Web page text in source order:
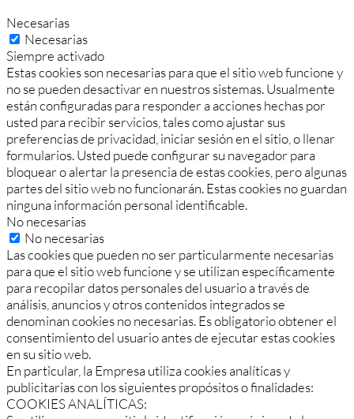
Necesarias
Necesarias
Siempre activado
Estas cookies son necesarias para que el sitio web funcione y
no se pueden desactivar en nuestros sistemas. Usualmente
están configuradas para responder a acciones hechas por
usted para recibir servicios, tales como ajustar sus
preferencias de privacidad, iniciar sesión en el sitio, o llenar
formularios. Usted puede configurar su navegador para
bloquear o alertar la presencia de estas cookies, pero algunas
partes del sitio web no funcionarán. Estas cookies no guardan
ninguna información personal identificable.
No necesarias
No necesarias
Las cookies que pueden no ser particularmente necesarias
para que el sitio web funcione y se utilizan específicamente
para recopilar datos personales del usuario a través de
análisis, anuncios y otros contenidos integrados se
denominan cookies no necesarias. Es obligatorio obtener el
consentimiento del usuario antes de ejecutar estas cookies
en su sitio web.
En particular, la Empresa utiliza cookies analíticas y
publicitarias con los siguientes propósitos o finalidades:
COOKIES ANALÍTICAS: